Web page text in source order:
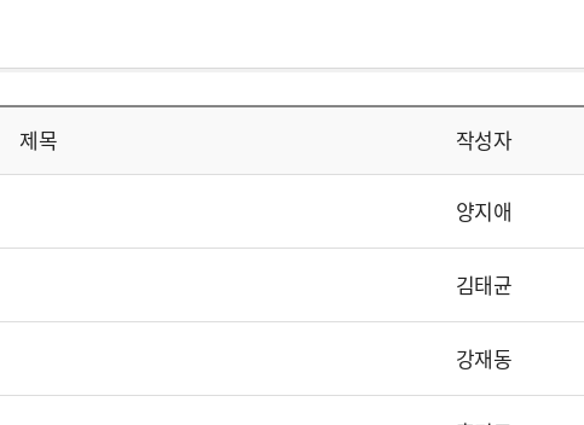
제목 작성자
양지애
김태균
강재동